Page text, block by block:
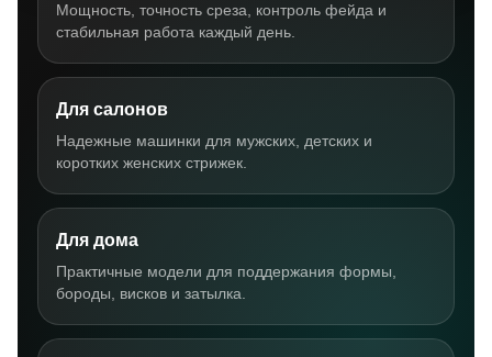
Мощность, точность среза, контроль фейда и
стабильная работа каждый день.
Для салонов
Надежные машинки для мужских, детских и
коротких женских стрижек.
Для дома
Практичные модели для поддержания формы,
бороды, висков и затылка.